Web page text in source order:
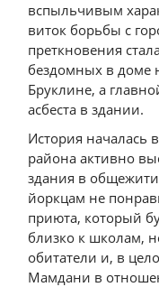
вспыльчивым
виток борьбы с
преткновения
бездомных в доме
Бруклине, а
асбеста в здании.
История началась
района активно
здания в
йоркцам не
приюта, который
близко к школам,
обитатели и, в
Мамдани в